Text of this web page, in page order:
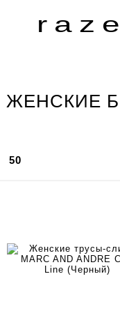
ЖЕНСКИЕ
50